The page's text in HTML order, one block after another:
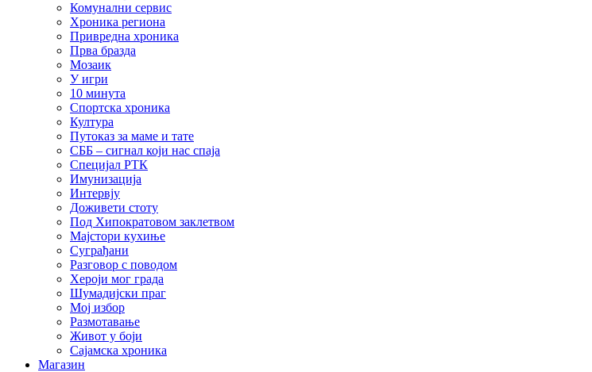
Комунални сервис
Хроника региона
Привредна хроника
Прва бразда
Мозаик
У игри
10 минута
Спортска хроника
Култура
Путоказ за маме и тате
СББ – сигнал који нас спаја
Специјал РТК
Имунизација
Интервју
Доживети стоту
Под Хипократовом заклетвом
Мајстори кухиње
Суграђани
Разговор с поводом
Хероји мог града
Шумадијски праг
Мој избор
Размотавање
Живот у боји
Сајамска хроника
Магазин